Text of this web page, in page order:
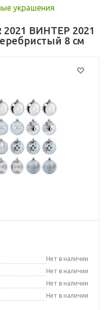
украшения
2021 ВИНТЕР 2021
8 см
Нет в наличии
Нет в наличии
Нет в наличии
Нет в наличии